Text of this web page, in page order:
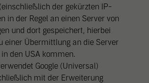
der gekürzten IP-
in der Regel an einen Server von
und dort gespeichert, hierbei
einer Übermittlung an die Server
in den USA kommen.
Google (Universal)
mit der Erweiterung